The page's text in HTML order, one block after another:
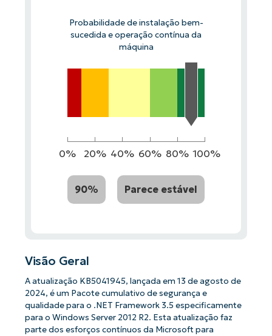
Probabilidade de instalação bem-
sucedida e operação contínua da
máquina
0% 20% 40% 60% 80% 100%
90% Parece estável
Visão Geral
A atualização KB5041945, lançada em 13 de agosto de
2024, é um Pacote cumulativo de segurança e
qualidade para o .NET Framework 3.5 especificamente
para o Windows Server 2012 R2. Esta atualização faz
parte dos esforços contínuos da Microsoft para